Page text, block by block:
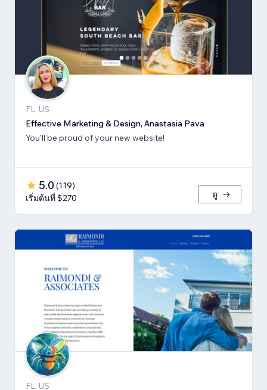
FL, US
Effective Marketing & Design, Anastasia Pava
You'll be proud of your new website!
5.0 (119)
เริ่มต้นที่ $270
ดู
FL, US